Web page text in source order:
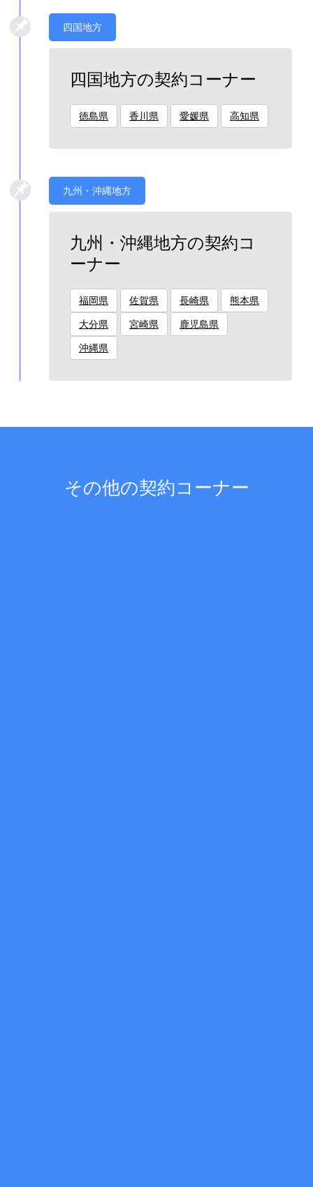
四国地方
四国地方の契約コーナー
徳島県 香川県 愛媛県 高知県
九州・沖縄地方
九州・沖縄地方の契約コ
ーナー
福岡県 佐賀県 長崎県 熊本県
大分県 宮崎県 鹿児島県
沖縄県
その他の契約コーナー